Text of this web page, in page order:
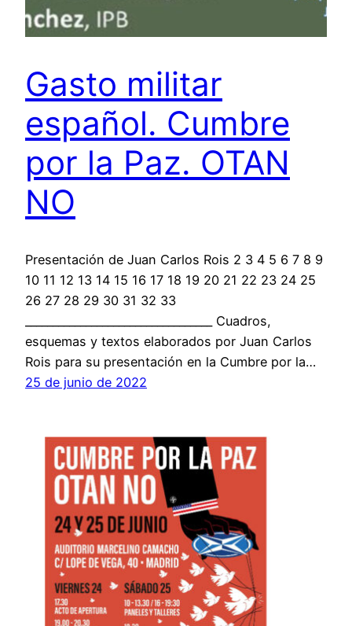
Gasto militar
español. Cumbre
por la Paz. OTAN
NO
Presentación de Juan Carlos Rois 2 3 4 5 6 7 8 9
10 11 12 13 14 15 16 17 18 19 20 21 22 23 24 25
26 27 28 29 30 31 32 33
__________________________________ Cuadros,
esquemas y textos elaborados por Juan Carlos
Rois para su presentación en la Cumbre por la…
25 de junio de 2022